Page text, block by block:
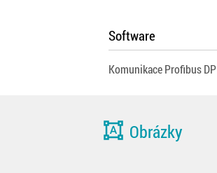
Software
Komunikace Profibus DP
format_shapes Obrázky